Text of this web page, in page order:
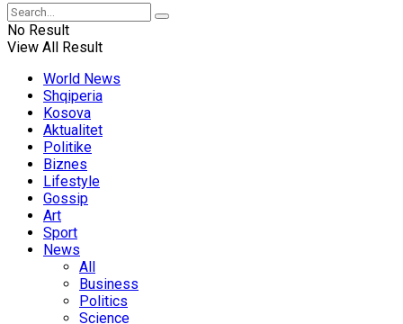
No Result
View All Result
World News
Shqiperia
Kosova
Aktualitet
Politike
Biznes
Lifestyle
Gossip
Art
Sport
News
All
Business
Politics
Science